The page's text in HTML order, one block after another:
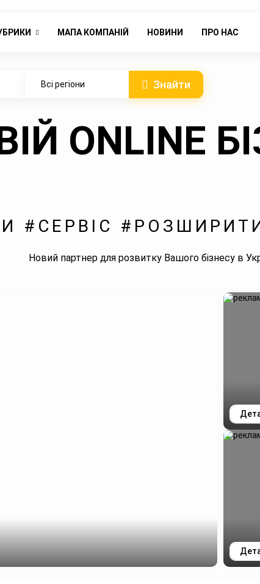
МАПА КОМПАНІЙ НОВИНИ ПРО НАС
Всі регіони Знайти
ONLINE
#СЕРВІС #РОЗШИРИТИ
Новий партнер для розвитку Вашого бізнесу в